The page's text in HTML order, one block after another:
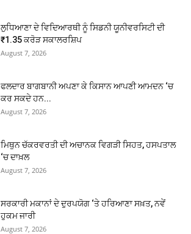
ਲੁਧਿਆਣਾ ਦੇ ਵਿਦਿਆਰਥੀ ਨੂੰ ਸਿਡਨੀ ਯੂਨੀਵਰਸਿਟੀ ਦੀ
₹1.35 ਕਰੋੜ ਸਕਾਲਰਸ਼ਿਪ
August 7, 2026
ਫਲਦਾਰ ਬਾਗਬਾਨੀ ਅਪਣਾ ਕੇ ਕਿਸਾਨ ਆਪਣੀ ਆਮਦਨ ‘ਚ
ਕਰ ਸਕਦੇ ਹਨ...
August 7, 2026
ਮਿਥੁਨ ਚੱਕਰਵਰਤੀ ਦੀ ਅਚਾਨਕ ਵਿਗੜੀ ਸਿਹਤ, ਹਸਪਤਾਲ
‘ਚ ਦਾਖ਼ਲ
August 7, 2026
ਸਰਕਾਰੀ ਮਕਾਨਾਂ ਦੇ ਦੁਰਪਯੋਗ ‘ਤੇ ਹਰਿਆਣਾ ਸਖ਼ਤ, ਨਵੇਂ
ਹੁਕਮ ਜਾਰੀ
August 7, 2026